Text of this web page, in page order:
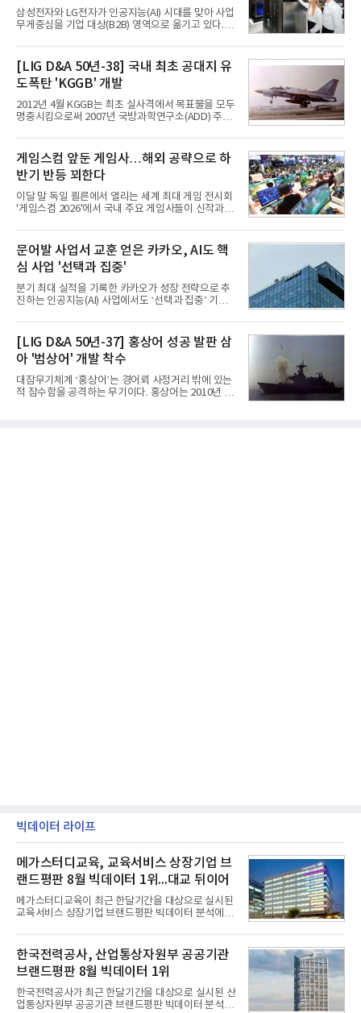
삼성전자와 LG전자가 인공지능(AI) 시대를 맞아 사업
무게중심을 기업 대상(B2B) 영역으로 옮기고 있다.
접어든 가운데 삼성전자는 AI 반도체를 중심으로 데
이터센터 생태계 공략을 강화하고 LG전자는 냉각솔
루션·전장·로봇 등 기업용 솔루션 사업 확대에 속도를
내고 있다.9일 업계에 따르면 LG전자는 2분기 생활가
전과 프리미엄 제품 경쟁력에 더해 B2B 사업 확대 효
과로 수익성을 방어한 반면 삼성전자는 디바이스경험
(DX) 부문의 TV·생활가전 수익성이 악화됐다. 대신 삼
사업 확대
[LIG D&A 50년-38] 국내 최초 공대지 유
도폭탄 'KGGB' 개발
2012년 4월 KGGB는 최초 실사격에서 목표물을 모두
명중시킴으로써 2007년 국방과학연구소(ADD) 주관
체로 참여했다. 체계개발에는 총 400여억 원의 개발
비와 62개월의 기간이 소요됐다. 한국형 GPS 유도폭
탄 KGGB(Korea GPS Guided Bomb)는 국내 최초
의 공대지 유도폭탄으로 2012년에 최종 전투용 적합
판정을 받았다.우리 공군이 운용하는 모든 전투기에
탑재할 수 있는 KGGB는 일반목적폭탄(General
Purpose Bomb)에 장착하여 운용토록 개발됐다.이
는 조종사가 휴대하는 명령통신장치(PDU, P
게임스컴 앞둔 게임사…해외 공략으로 하
반기 반등 꾀한다
이달 말 독일 쾰른에서 열리는 세계 최대 게임 전시회
'게임스컴 2026'에서 국내 주요 게임사들이 신작과 글
체별로 엇갈린 가운데 하반기 신작 흥행과 해외 시장
성과가 실적을 좌우할 핵심 변수로 떠오르고 있다.8일
업계에 따르면 올해 상반기 게임업계는 기업별 성적
표가 크게 갈렸다. 대표적으로 크래프톤은 'PUBG: 배
틀그라운드'의 안정적인 성장에 힘입어 상반기 연결
기준 매출 2조6616억원, 영업이익 9725억원으로 역
대 최대 실적을 기록했다. 엔씨도 올해 출시한 '아이온
동기 대
문어발 사업서 교훈 얻은 카카오, AI도 핵
심 사업 '선택과 집중'
분기 최대 실적을 기록한 카카오가 성장 전략으로 추
진하는 인공지능(AI) 사업에서도 ‘선택과 집중’ 기조
라 투자에 나서는 것과 달리, 카카오는 ‘카카오톡’이
라는 플랫폼 경쟁력을 활용한 AI 에이전트 서비스에
집중하는 전략이다. 과거 무리한 사업 확장 과정에서
겪었던 시행착오를 되풀이하지 않고 핵심 역량에 집
중하겠다는 취지로 풀이된다.7일 업계에 따르면 카카
오는 올해 2분기 연결 기준 매출 2조985억원, 영업이
익 2770억원을 기록했다. 전년 동기 대비 매출과 영업
[LIG D&A 50년-37] 홍상어 성공 발판 삼
아 '범상어' 개발 착수
대잠무기체계 ‘홍상어’는 경어뢰 사정거리 밖에 있는
적 잠수함을 공격하는 무기이다. 홍상어는 2010년 넥
빅데이터 라이프
메가스터디교육, 교육서비스 상장기업 브
랜드평판 8월 빅데이터 1위...대교 뒤이어
메가스터디교육이 최근 한달기간을 대상으로 실시된
교육서비스 상장기업 브랜드평판 빅데이터 분석에서
일 한국기업평판연구소(소장 구창환)는 국내 교육서
비스 상장기업 브랜드를 대상으로 지난 7월 7일부터
8월 7일까지 수집된 소비자 빅데이터 10,074,233건
을 분석한 결과, 메가스터디교육이 브랜드평판지수
1,710,926을 기록하며 8월 1위에 올랐다고 밝혔다.
분석에 활용된 빅데이터는 지난 7월(9,491,206건) 대
비 6.14% 증가한 수치로, 교육서비스 상장기업 브랜
한국전력공사, 산업통상자원부 공공기관
브랜드평판 8월 빅데이터 1위
한국전력공사가 최근 한달기간을 대상으로 실시된 산
업통상자원부 공공기관 브랜드평판 빅데이터 분석에